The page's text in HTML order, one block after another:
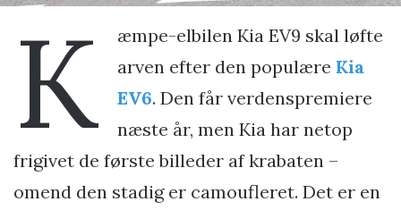
K
æmpe-elbilen Kia EV9 skal løfte
arven efter den populære Kia
EV6. Den får verdenspremiere
næste år, men Kia har netop
frigivet de første billeder af krabaten –
omend den stadig er camoufleret. Det er en